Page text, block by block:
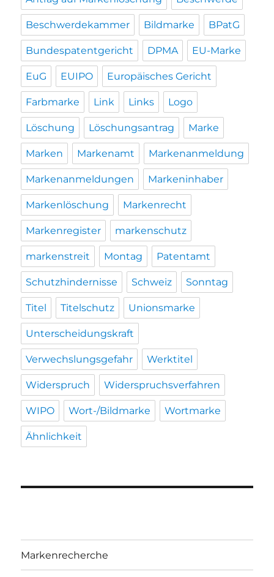
Beschwerdekammer Bildmarke BPatG
Bundespatentgericht DPMA EU-Marke
EuG EUIPO Europäisches Gericht
Farbmarke Link Links Logo
Löschung Löschungsantrag Marke
Marken Markenamt Markenanmeldung
Markenanmeldungen Markeninhaber
Markenlöschung Markenrecht
Markenregister markenschutz
markenstreit Montag Patentamt
Schutzhindernisse Schweiz Sonntag
Titel Titelschutz Unionsmarke
Unterscheidungskraft
Verwechslungsgefahr Werktitel
Widerspruch Widerspruchsverfahren
WIPO Wort-/Bildmarke Wortmarke
Ähnlichkeit
Markenrecherche